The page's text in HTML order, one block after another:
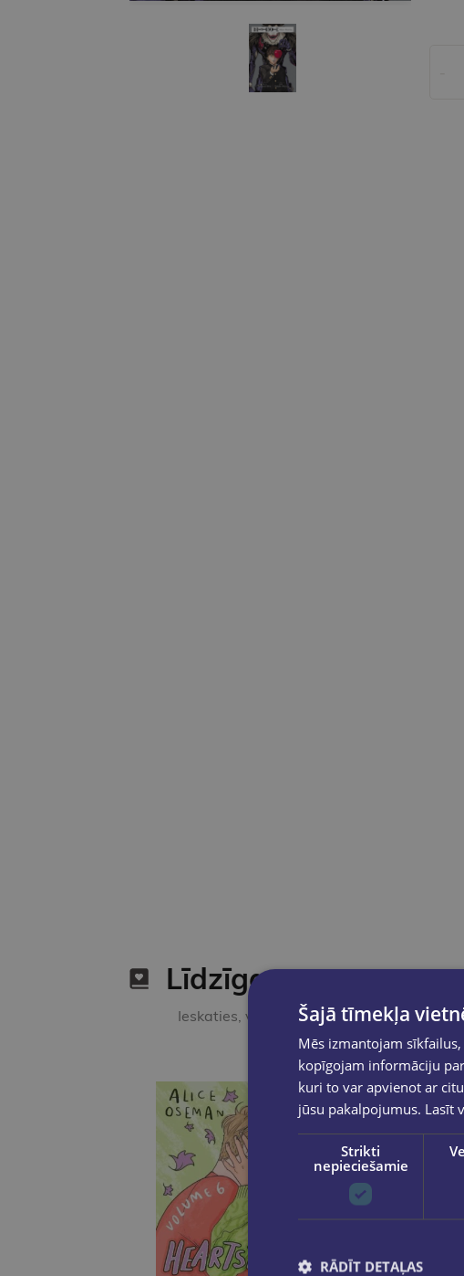
Līdzīgas preces
Ieskaties, varbūt noderŠajā tīmekļa
Mēs izmantojam
kopīgojam informāciju
kuri to var apvienot ar
jūsu pakalpojumus. Lasīt
Strikti
nepieciešamie
RĀDĪT DETAĻAS